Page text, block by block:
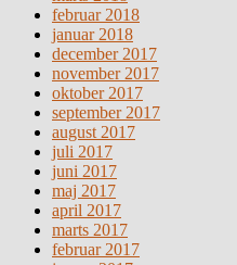
februar 2018
januar 2018
december 2017
november 2017
oktober 2017
september 2017
august 2017
juli 2017
juni 2017
maj 2017
april 2017
marts 2017
februar 2017